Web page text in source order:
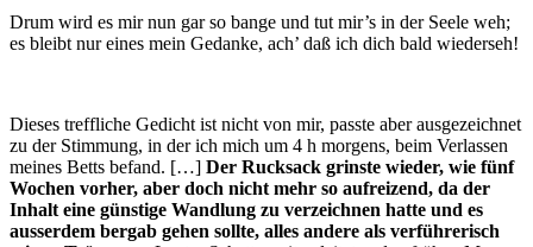
Drum wird es mir nun gar so bange und tut mir’s in der Seele weh;
es bleibt nur eines mein Gedanke, ach’ daß ich dich bald wiederseh!
Dieses treffliche Gedicht ist nicht von mir, passte aber ausgezeichnet
zu der Stimmung, in der ich mich um 4 h morgens, beim Verlassen
meines Betts befand. […] Der Rucksack grinste wieder, wie fünf
Wochen vorher, aber doch nicht mehr so aufreizend, da der
Inhalt eine günstige Wandlung zu verzeichnen hatte und es
ausserdem bergab gehen sollte, alles andere als verführerisch